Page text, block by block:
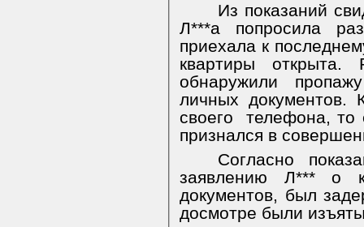
Из показаний
Л***а попросила
приехала к
квартиры
обнаружили
личных документов.
своего
телефона, то
признался в
Согласно
заявлению Л*** о
документов, был
досмотре были